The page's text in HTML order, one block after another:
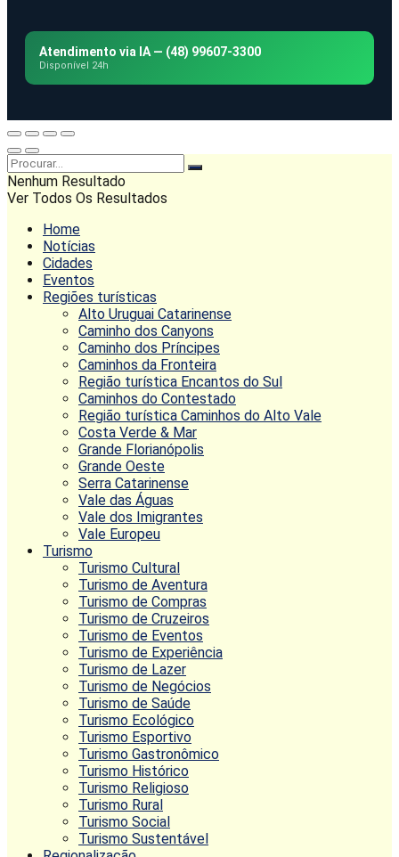
Atendimento via IA — (48) 99607-3300
Disponível 24h
Nenhum Resultado
Ver Todos Os Resultados
Home
Notícias
Cidades
Eventos
Regiões turísticas
Alto Uruguai Catarinense
Caminho dos Canyons
Caminho dos Príncipes
Caminhos da Fronteira
Região turística Encantos do Sul
Caminhos do Contestado
Região turística Caminhos do Alto Vale
Costa Verde & Mar
Grande Florianópolis
Grande Oeste
Serra Catarinense
Vale das Águas
Vale dos Imigrantes
Vale Europeu
Turismo
Turismo Cultural
Turismo de Aventura
Turismo de Compras
Turismo de Cruzeiros
Turismo de Eventos
Turismo de Experiência
Turismo de Lazer
Turismo de Negócios
Turismo de Saúde
Turismo Ecológico
Turismo Esportivo
Turismo Gastronômico
Turismo Histórico
Turismo Religioso
Turismo Rural
Turismo Social
Turismo Sustentável